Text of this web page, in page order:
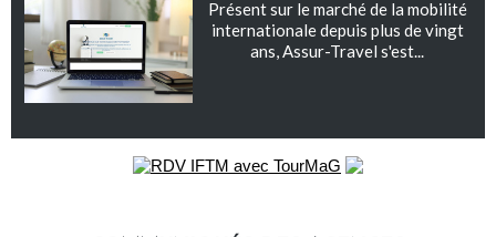
Présent sur le marché de la mobilité
internationale depuis plus de vingt
ans, Assur-Travel s'est...